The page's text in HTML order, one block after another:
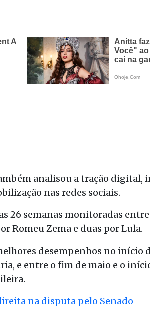
analisou a tração digital,
nas redes sociais.
26 semanas monitoradas
Romeu Zema e duas por Lula.
desempenhos no início
e entre o fim de maio e o
na disputa pelo Senado